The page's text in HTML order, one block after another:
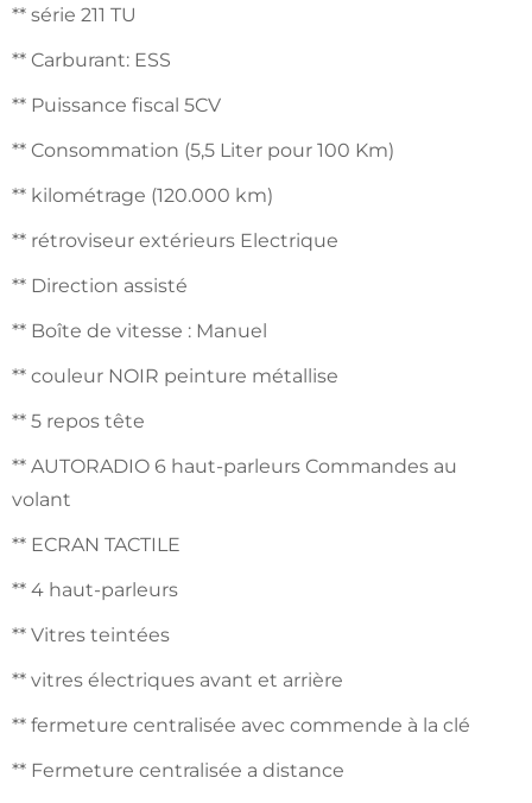
** série 211 TU
** Carburant: ESS
** Puissance fiscal 5CV
** Consommation (5,5 Liter pour 100 Km)
** kilométrage (120.000 km)
** rétroviseur extérieurs Electrique
** Direction assisté
** Boîte de vitesse : Manuel
** couleur NOIR peinture métallise
** 5 repos tête
** AUTORADIO 6 haut-parleurs Commandes au
volant
** ECRAN TACTILE
** 4 haut-parleurs
** Vitres teintées
** vitres électriques avant et arrière
** fermeture centralisée avec commende à la clé
** Fermeture centralisée a distance